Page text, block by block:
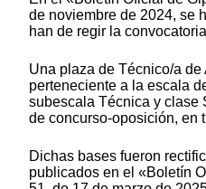
de noviembre de 2024, se
han de regir la
Una plaza de Técnico/a
perteneciente a la escala
subescala Técnica y clase
de concurso-oposición, en
Dichas bases fueron
publicados en el «Boletín